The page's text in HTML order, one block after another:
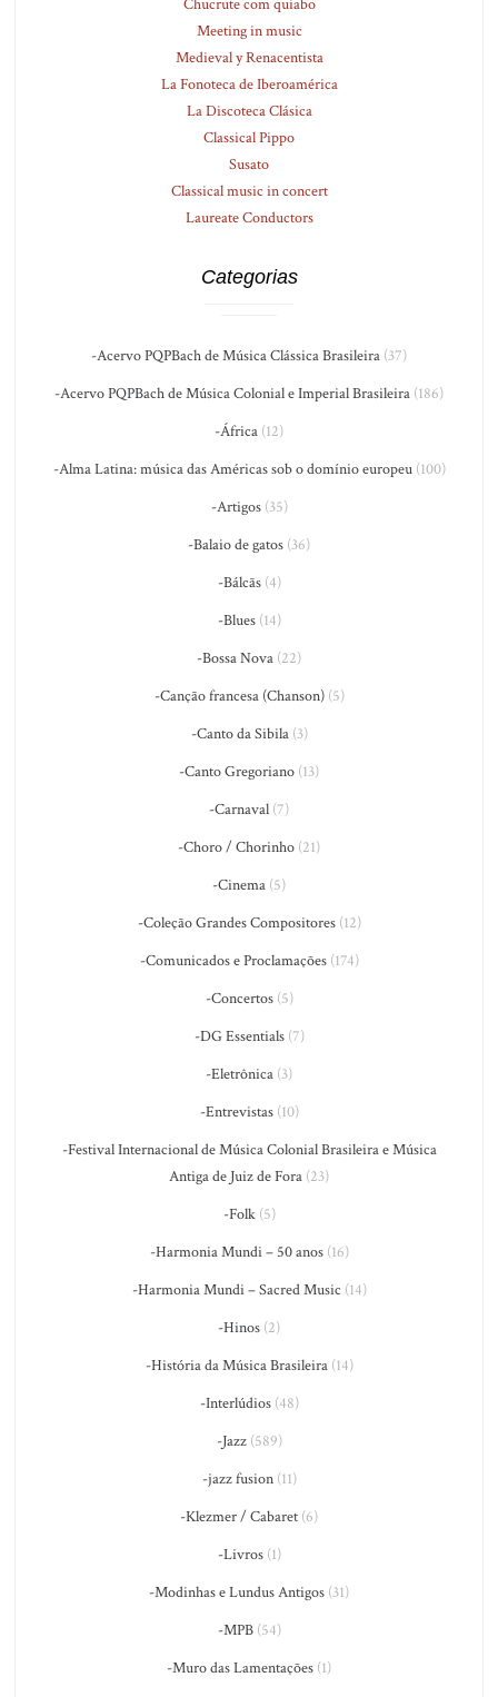
Chucrute com quiabo
Meeting in music
Medieval y Renacentista
La Fonoteca de Iberoamérica
La Discoteca Clásica
Classical Pippo
Susato
Classical music in concert
Laureate Conductors
Categorias
-Acervo PQPBach de Música Clássica Brasileira (37)
-Acervo PQPBach de Música Colonial e Imperial Brasileira (186)
-África (12)
-Alma Latina: música das Américas sob o domínio europeu(100)
-Artigos(35)
-Balaio de gatos (36)
-Bálcãs(4)
-Blues(14)
-Bossa Nova (22)
-Canção francesa (Chanson)(5)
-Canto da Sibila(3)
-Canto Gregoriano (13)
-Carnaval (7)
-Choro / Chorinho (21)
-Cinema (5)
-Coleção Grandes Compositores(12)
-Comunicados e Proclamações(174)
-Concertos(5)
-DG Essentials(7)
-Eletrônica (3)
-Entrevistas(10)
-Festival Internacional de Música Colonial Brasileira e Música
Antiga de Juiz de Fora (23)
-Folk(5)
-Harmonia Mundi – 50 anos(16)
-Harmonia Mundi – Sacred Music (14)
-Hinos (2)
-História da Música Brasileira(14)
-Interlúdios(48)
-Jazz(589)
-jazz fusion(11)
-Klezmer / Cabaret (6)
-Livros(1)
-Modinhas e Lundus Antigos (31)
-MPB(54)
-Muro das Lamentações (1)